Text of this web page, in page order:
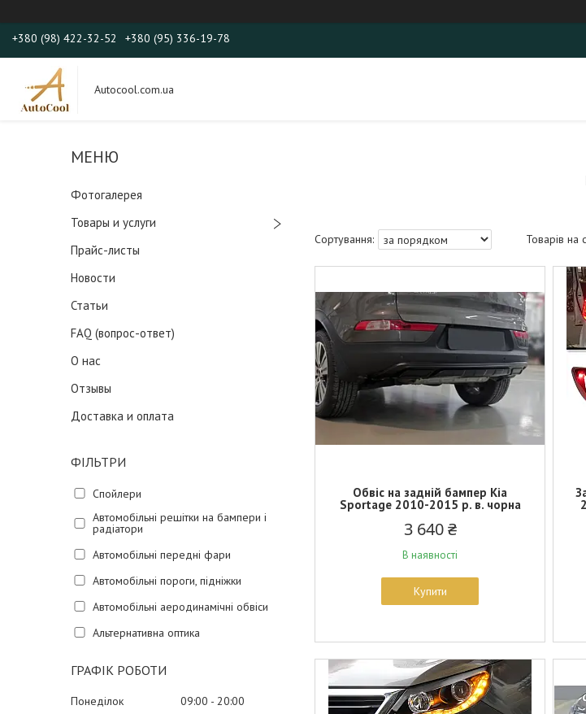
+380 (98) 422-32-52 +380 (95) 336-19-78
Autocool.com.ua
Фотогалерея
Товары и услуги
Прайс-листы
Новости
Статьи
FAQ (вопрос-ответ)
О нас
Отзывы
Доставка и оплата
ФІЛЬТРИ
Спойлери
Автомобільні решітки на бампери і
радіатори
Автомобільні передні фари
Автомобільні пороги, підніжки
Автомобільні аеродинамічні обвіси
Альтернативна оптика
ГРАФІК РОБОТИ
Понеділок 09:00
20:00
Обвіс на задній бампер Kia
Sportage 2010-2015 р. в. чорна
3 640 ₴
В наявності
Купити